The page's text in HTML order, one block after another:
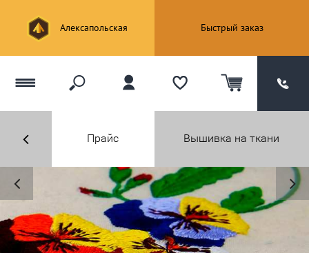
Алексапольская Быстрый заказ
Прайс Вышивка на ткани